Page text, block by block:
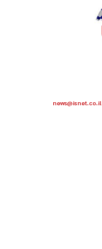
news@isnet.co.il